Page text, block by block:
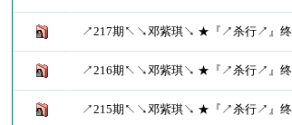
↗217期↖↘邓紫琪↘ ★『↗杀行↗』终
↗216期↖↘邓紫琪↘ ★『↗杀行↗』终
↗215期↖↘邓紫琪↘ ★『↗杀行↗』终